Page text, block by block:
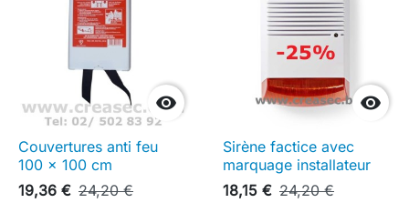

Couvertures anti feu
100 x 100 cm
19,36 € 24,20 €

Sirène factice avec
marquage installateur
18,15 € 24,20 €